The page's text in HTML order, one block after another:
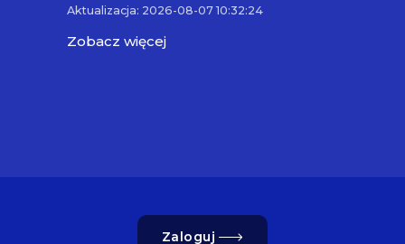
Aktualizacja: 2026-08-07 10:32:24
Zobacz więcej
Zaloguj